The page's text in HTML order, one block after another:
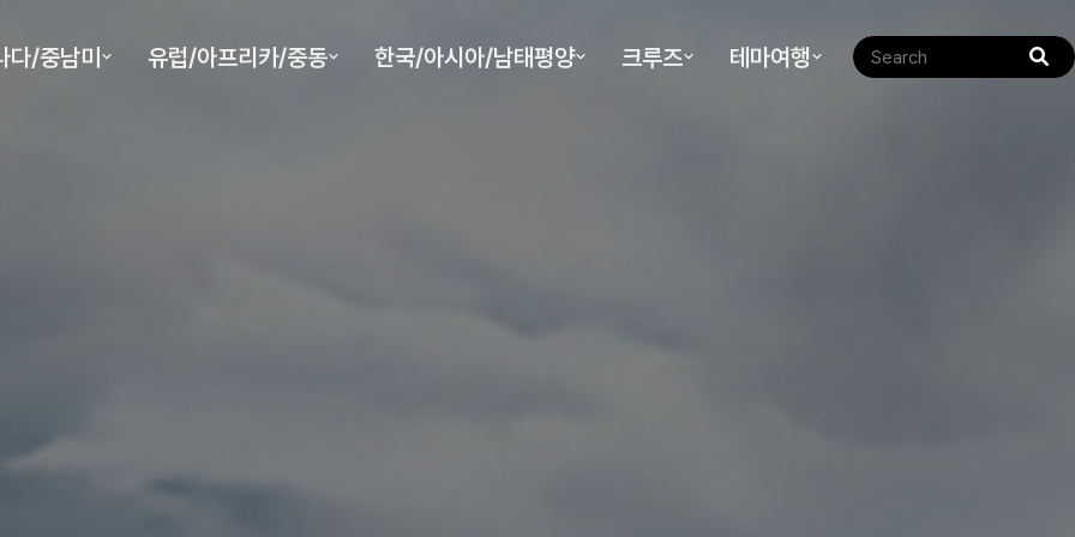
다/중남미 유럽/아프리카/중동 한국/아시아/남태평양 크루즈 테마여행